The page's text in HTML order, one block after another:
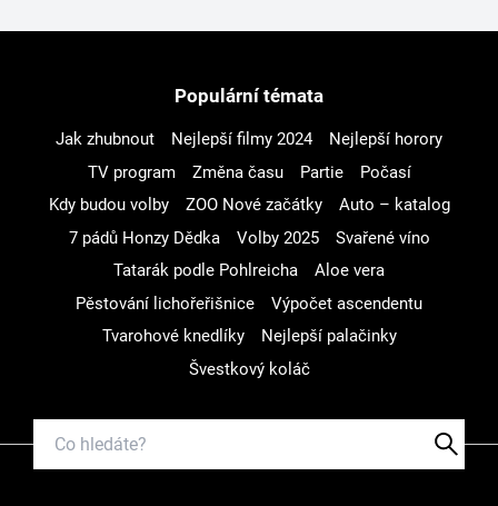
Populární témata
Jak zhubnout Nejlepší filmy 2024
Nejlepší horory
TV program
Změna času Partie
Počasí
Kdy budou volby
ZOO Nové začátky
Auto – katalog
7 pádů Honzy Dědka
Volby 2025
Svařené víno
Tatarák podle Pohlreicha
Aloe vera
Pěstování lichořeřišnice
Výpočet ascendentu
Tvarohové knedlíky
Nejlepší palačinky
Švestkový koláč